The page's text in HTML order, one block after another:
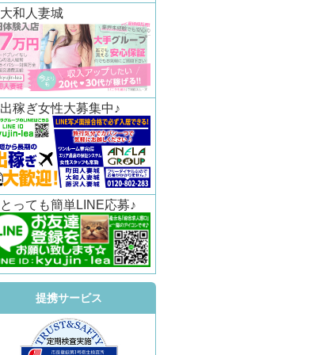
大和人妻城
出稼ぎ女性大募集中♪
とっても簡単LINE応募♪
提携サービス